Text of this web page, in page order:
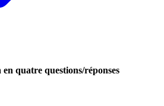
quatre questions/réponses